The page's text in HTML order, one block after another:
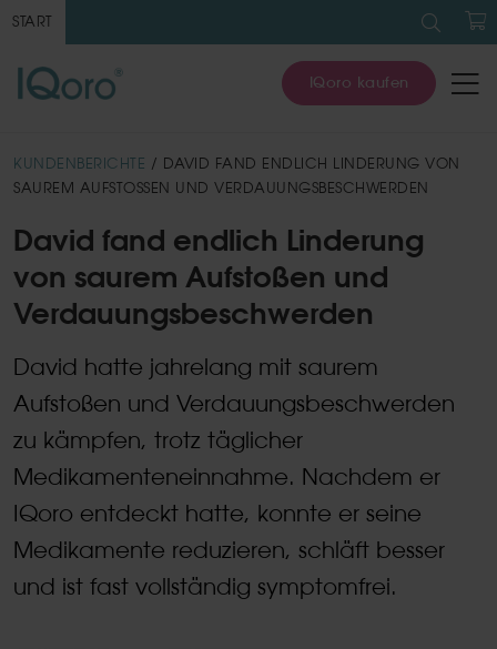
START nach:
IQoro kaufen
KUNDENBERICHTE / DAVID FAND ENDLICH LINDERUNG VON
SAUREM AUFSTOSSEN UND VERDAUUNGSBESCHWERDEN
David fand endlich Linderung
von saurem Aufstoßen und
Verdauungsbeschwerden
David hatte jahrelang mit saurem
Aufstoßen und Verdauungsbeschwerden
zu kämpfen, trotz täglicher
Medikamenteneinnahme. Nachdem er
IQoro entdeckt hatte, konnte er seine
Medikamente reduzieren, schläft besser
und ist fast vollständig symptomfrei.